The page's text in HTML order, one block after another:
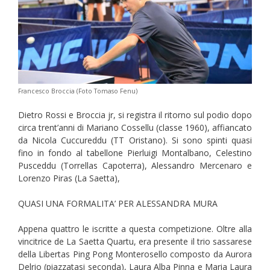
Francesco Broccia (Foto Tomaso Fenu)
Dietro Rossi e Broccia jr, si registra il ritorno sul podio dopo
circa trent’anni di Mariano Cossellu (classe 1960), affiancato
da Nicola Cuccureddu (TT Oristano). Si sono spinti quasi
fino in fondo al tabellone Pierluigi Montalbano, Celestino
Pusceddu (Torrellas Capoterra), Alessandro Mercenaro e
Lorenzo Piras (La Saetta),
QUASI UNA FORMALITA’ PER ALESSANDRA MURA
Appena quattro le iscritte a questa competizione. Oltre alla
vincitrice de La Saetta Quartu, era presente il trio sassarese
della Libertas Ping Pong Monterosello composto da Aurora
Delrio (piazzatasi seconda), Laura Alba Pinna e Maria Laura